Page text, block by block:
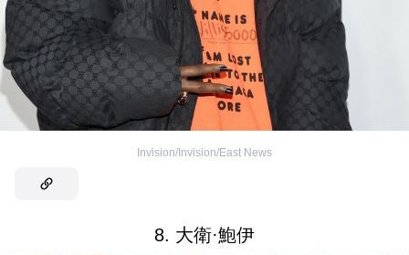
Invision/Invision/East News
8. 大衛·鮑伊